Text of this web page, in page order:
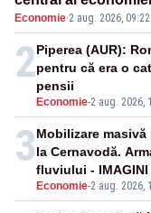
Economie·2 aug. 2026, 09:22
2
Economie-2 aug. 2026,
Piperea (AUR):
pentru că era o
pensii
3
Economie-2 aug. 2026,
Mobilizare
la Cernavodă.
fluviului - IMAGINI